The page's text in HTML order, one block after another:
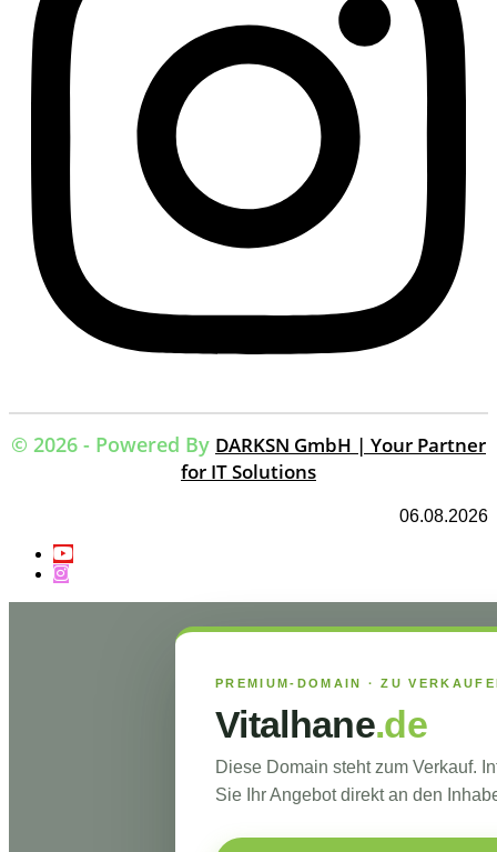
© 2026 - Powered By DARKSN GmbH | Your Partner
for IT Solutions
06.08.2026
PREMIUM-DOMAIN · ZU
Vitalhane.de
Diese Domain steht zum Verkauf.
Sie Ihr Angebot direkt an den